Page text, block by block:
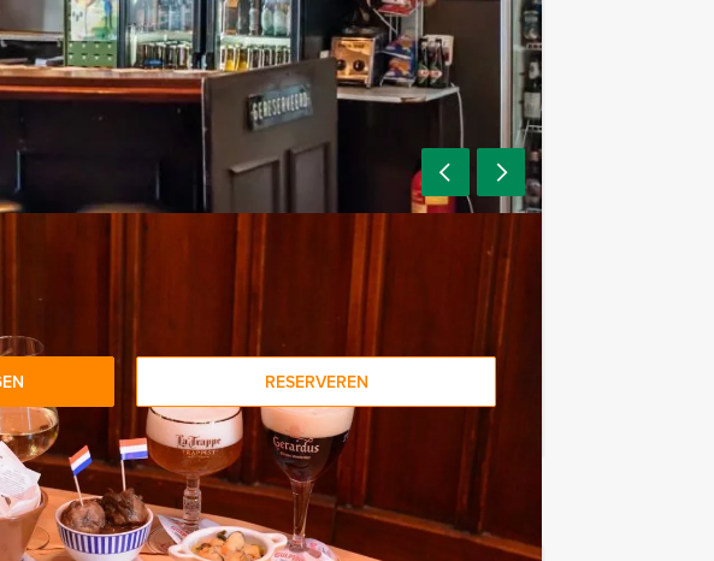
RESERVEREN